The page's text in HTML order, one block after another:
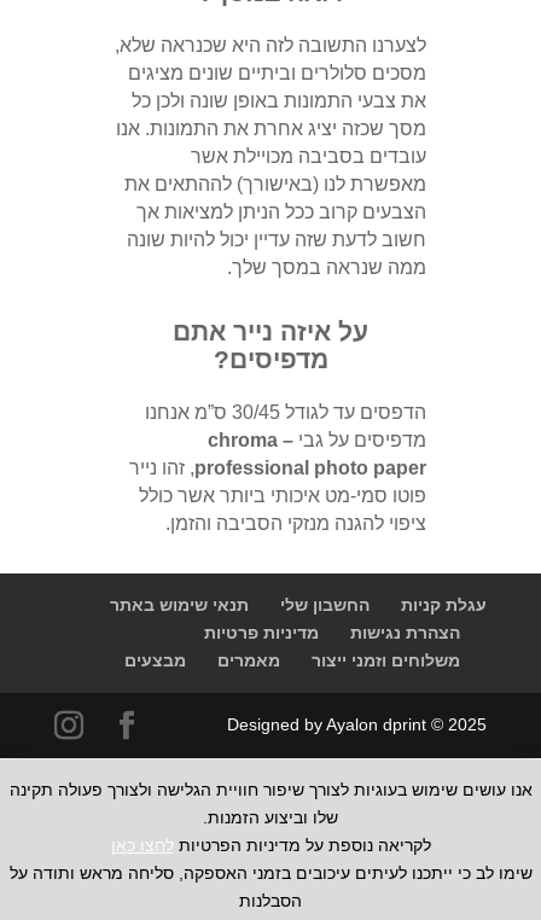
אנו עושים שימוש בעוגיות לצורך שיפור חוויית הגלישה ולצורך פעולה תקינה
שלו וביצוע הזמנות.
לקריאה נוספת על מדיניות הפרטיותלחצו כאן
שימו לב כי ייתכנו לעיתים עיכובים בזמני האספקה, סליחה מראש ותודה על
הסבלנות
לצערנו התשובה לזה היא שכנראה שלא,
מסכים סלולרים וביתיים שונים מציגים
את צבעי התמונות באופן שונה ולכן כל
מסך שכזה יציג אחרת את התמונות. אנו
עובדים בסביבה מכויילת אשר
מאפשרת לנו (באישורך) לההתאים את
הצבעים קרוב ככל הניתן למציאות אך
חשוב לדעת שזה עדיין יכול להיות שונה
ממה שנראה במסך שלך.
על איזה נייר אתם
מדפיסים?
הדפסים עד לגודל 30/45 ס”מ אנחנו
מדפיסים על גבי chroma –
professional photo paper, זהו נייר
פוטו סמי-מט איכותי ביותר אשר כולל
ציפוי להגנה מנזקי הסביבה והזמן.
עגלת קניות החשבון שלי
תנאי שימוש באתר
הצהרת נגישות
מדיניות פרטיות
משלוחים וזמני ייצור
מאמרים מבצעים
Designed by Ayalon dprint © 2025